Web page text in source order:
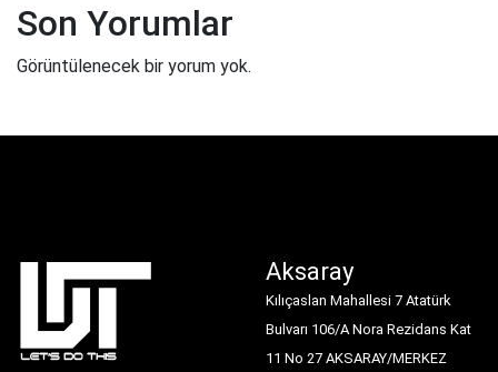
Son Yorumlar
Görüntülenecek bir yorum yok.
Aksaray
Kılıçaslan Mahallesi 7 Atatürk
Bulvarı 106/A Nora Rezidans Kat
11 No 27 AKSARAY/MERKEZ